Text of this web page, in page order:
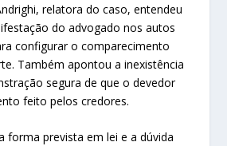
relatora do caso, entendeu
do advogado nos autos
configurar o comparecimento
Também apontou a inexistência
segura de que o devedor
feito pelos credores.
forma prevista em lei e a dúvida